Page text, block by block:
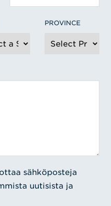
PROVINCE
sähköposteja
uutisista ja